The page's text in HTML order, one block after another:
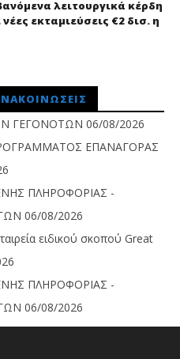
λειτουργικά κέρδη
εκταμιεύσεις €2 δισ. η
ΓΕΓΟΝΟΤΩΝ 06/08/2026
ΕΠΑΝΑΓΟΡΑΣ
ΠΛΗΡΟΦΟΡΙΑΣ -
06/08/2026
ειδικού σκοπού Great
ΠΛΗΡΟΦΟΡΙΑΣ -
06/08/2026